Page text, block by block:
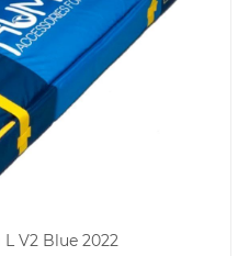
V2 Blue 2022